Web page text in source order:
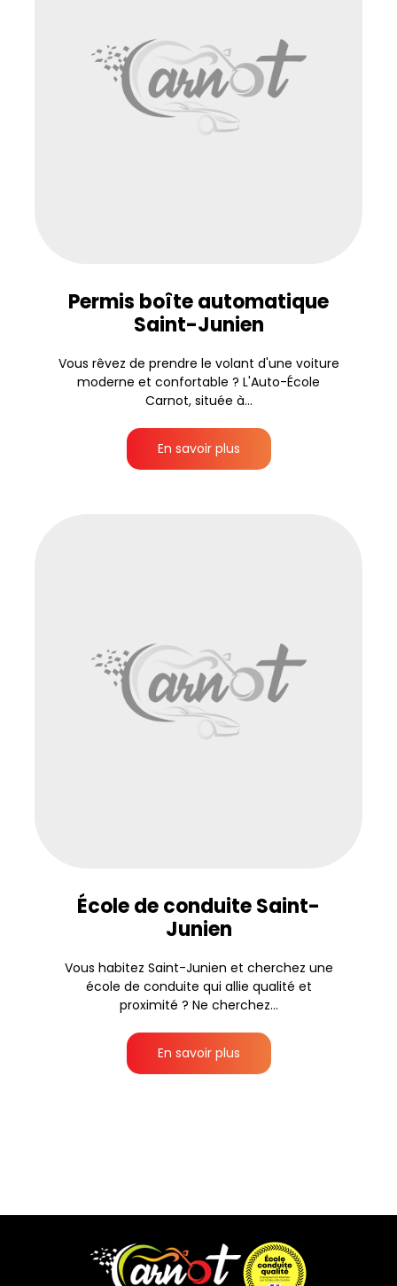
Permis boîte automatique
Saint-Junien
Vous rêvez de prendre le volant d'une voiture
moderne et confortable ? L'Auto-École
Carnot, située à...
En savoir plus
École de conduite Saint-
Junien
Vous habitez Saint-Junien et cherchez une
école de conduite qui allie qualité et
proximité ? Ne cherchez...
En savoir plus